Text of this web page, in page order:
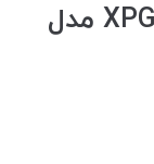
قاب (باکس) هارد اکسترنال XPG مدل